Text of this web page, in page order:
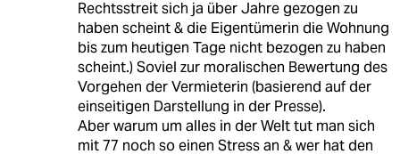
Rechtsstreit sich ja über Jahre gezogen zu
haben scheint & die Eigentümerin die Wohnung
bis zum heutigen Tage nicht bezogen zu haben
scheint.) Soviel zur moralischen Bewertung des
Vorgehen der Vermieterin (basierend auf der
einseitigen Darstellung in der Presse).
Aber warum um alles in der Welt tut man sich
mit 77 noch so einen Stress an & wer hat den